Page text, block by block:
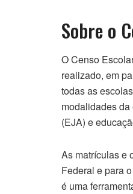
Sobre o
O Censo
realizado, em
todas as
modalidades
(EJA) e
As matrículas e
Federal e para
é uma